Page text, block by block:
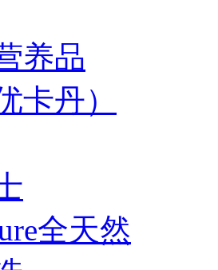
养品
卡丹）
全天然